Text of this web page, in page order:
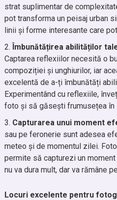
strat suplimentar de
pot transforma un peisaj urban
linii și forme interesante care
Îmbunătățirea abilităților
Captarea reflexiilor necesită o
compoziției și unghiurilor, iar
excelentă de a-ți îmbunătăți
Experimentând cu reflexiile,
foto și să găsești frumusețea în
Capturarea unui moment
sau pe feronerie sunt adesea
meteo și de momentul zilei.
permite să capturezi un
nu va dura mult, dar va rămâne
Locuri excelente pentru